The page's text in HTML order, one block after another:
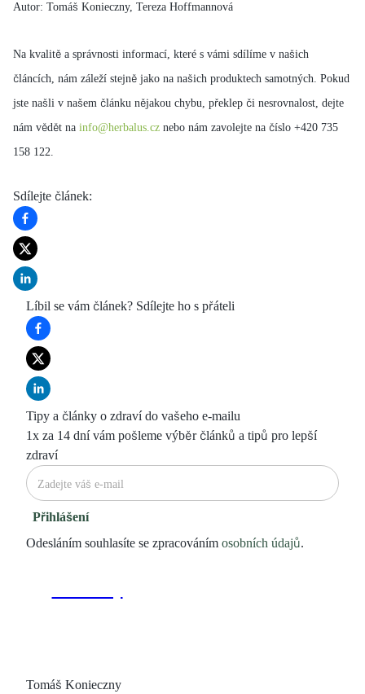
Autor: Tomáš Konieczny, Tereza Hoffmannová
Na kvalitě a správnosti informací, které s vámi sdílíme v našich
článcích, nám záleží stejně jako na našich produktech samotných. Pokud
jste našli v našem článku nějakou chybu, překlep či nesrovnalost, dejte
nám vědět na info@herbalus.cz nebo nám zavolejte na číslo +420 735
158 122.
Sdílejte článek:
Líbil se vám článek? Sdílejte ho s přáteli
Tipy a články o zdraví do vašeho e-mailu
1x za 14 dní vám pošleme výběr článků a tipů pro lepší
zdraví
Přihlášení
Odesláním souhlasíte se zpracováním osobních údajů.
Tomáš Konieczny